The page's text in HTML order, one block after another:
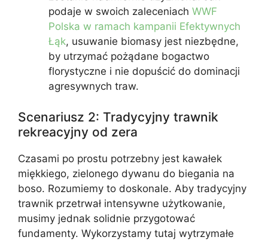
podaje w swoich zaleceniach WWF
Polska w ramach kampanii Efektywnych
Łąk, usuwanie biomasy jest niezbędne,
by utrzymać pożądane bogactwo
florystyczne i nie dopuścić do dominacji
agresywnych traw.
Scenariusz 2: Tradycyjny trawnik
rekreacyjny od zera
Czasami po prostu potrzebny jest kawałek
miękkiego, zielonego dywanu do biegania na
boso. Rozumiemy to doskonale. Aby tradycyjny
trawnik przetrwał intensywne użytkowanie,
musimy jednak solidnie przygotować
fundamenty. Wykorzystamy tutaj wytrzymałe